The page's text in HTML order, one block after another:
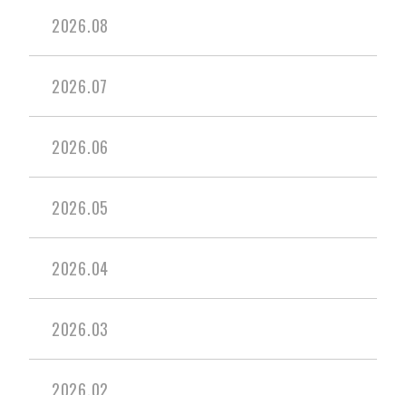
2026.08
2026.07
2026.06
2026.05
2026.04
2026.03
2026.02